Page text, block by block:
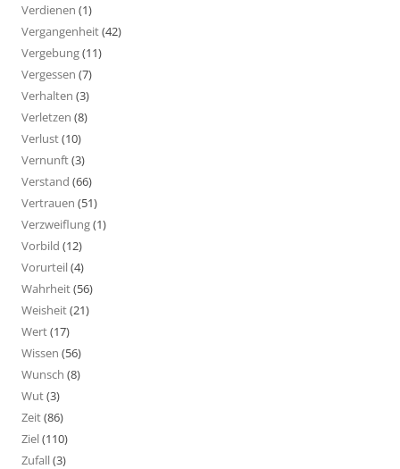
Verdienen (1)
Vergangenheit(42)
Vergebung(11)
Vergessen (7)
Verhalten (3)
Verletzen (8)
Verlust(10)
Vernunft(3)
Verstand (66)
Vertrauen (51)
Verzweiflung(1)
Vorbild (12)
Vorurteil(4)
Wahrheit(56)
Weisheit(21)
Wert(17)
Wissen (56)
Wunsch (8)
Wut(3)
Zeit(86)
Ziel(110)
Zufall(3)